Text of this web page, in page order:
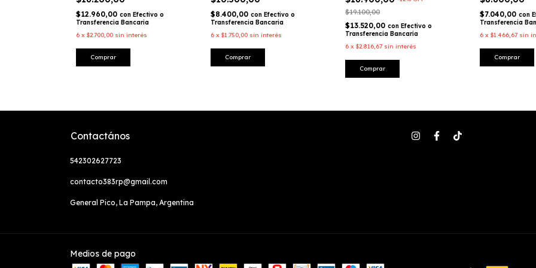
$12.960,00 con Efectivo o
Transferencia Bancaria
6 x $2.700,00 sin interés
Comprar
$8.400,00 con Efectivo o
Transferencia Bancaria
6 x $1.750,00 sin interés
Comprar
$19.100,00
$13.520,00 con Efectivo o
Transferencia Bancaria
6 x $2.816,67 sin interés
Comprar
$7.040,00 con
Transferencia
6 x $1.466,67 sin
Comprar
Contactános
542302627723
contacto383rp@gmail.com
General Pico, La Pampa, Argentina
Medios de pago